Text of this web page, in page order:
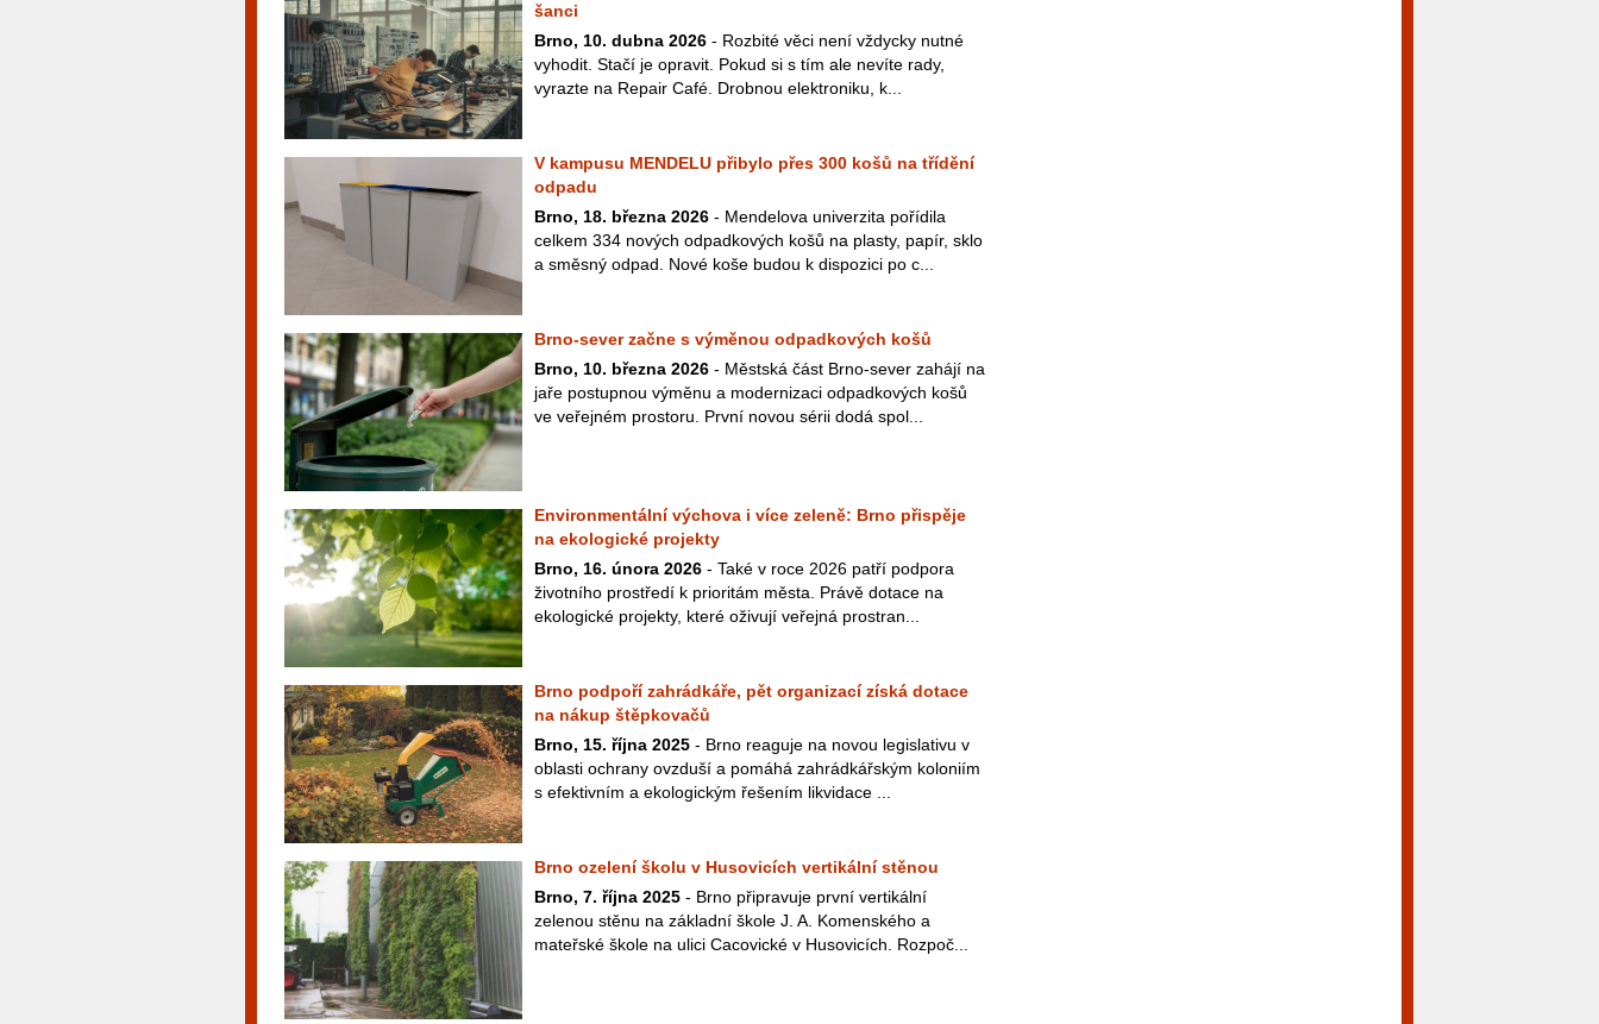
šanci
Brno, 10. dubna 2026 - Rozbité věci není vždycky nutné
vyhodit. Stačí je opravit. Pokud si s tím ale nevíte rady,
vyrazte na Repair Café. Drobnou elektroniku, k...
V kampusu MENDELU přibylo přes 300 košů na třídění
odpadu
Brno, 18. března 2026 - Mendelova univerzita pořídila
celkem 334 nových odpadkových košů na plasty, papír, sklo
a směsný odpad. Nové koše budou k dispozici po c...
Brno-sever začne s výměnou odpadkových košů
Brno, 10. března 2026 - Městská část Brno-sever zahájí na
jaře postupnou výměnu a modernizaci odpadkových košů
ve veřejném prostoru. První novou sérii dodá spol...
Environmentální výchova i více zeleně: Brno přispěje
na ekologické projekty
Brno, 16. února 2026 - Také v roce 2026 patří podpora
životního prostředí k prioritám města. Právě dotace na
ekologické projekty, které oživují veřejná prostran...
Brno podpoří zahrádkáře, pět organizací získá dotace
na nákup štěpkovačů
Brno, 15. října 2025 - Brno reaguje na novou legislativu v
oblasti ochrany ovzduší a pomáhá zahrádkářským koloniím
s efektivním a ekologickým řešením likvidace ...
Brno ozelení školu v Husovicích vertikální stěnou
Brno, 7. října 2025 - Brno připravuje první vertikální
zelenou stěnu na základní škole J. A. Komenského a
mateřské škole na ulici Cacovické v Husovicích. Rozpoč...